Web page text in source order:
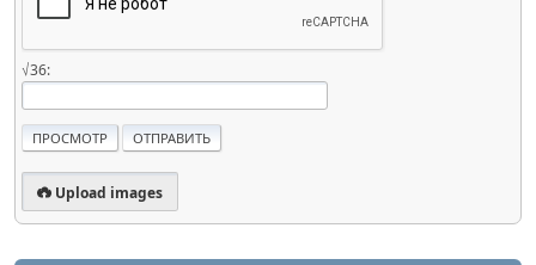
√36:
Upload images